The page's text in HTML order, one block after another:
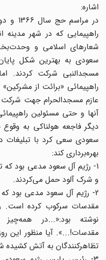
اشاره:
در مراسم
راهپیمایی که در شهر مدینه
شعارهای اسلامی و
سعودی به بهترین شکل
مسجدالنبی شرکت کردند.
راهپیمائی «برائت از مشرکین»
عازم مسجدالحرام جهت شرکت
آنها و حتی مسئولین
دیگر فاجعه ‌هولناکی به وقوع
سعودی سعی کرد با تبلیغات
بهره‌برداری کند:
1- رژیم آل سعود مدعی بود که
و شرک آلود حمل می‌کردند.
2- رژیم آل سعود مدعی بود که
مقدسات سرکوب کرده است.
نوشته بود:«...در همه‌چیز
مقدسات!...». آیا منظور این
تظاهرکنندگان به آتش کشیده